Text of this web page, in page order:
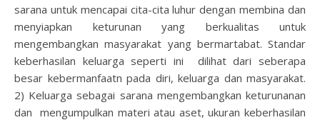
sarana untuk mencapai cita-cita luhur dengan membina dan
menyiapkan keturunan yang berkualitas untuk
mengembangkan masyarakat yang bermartabat. Standar
keberhasilan keluarga seperti ini dilihat dari seberapa
besar kebermanfaatn pada diri, keluarga dan masyarakat.
2) Keluarga sebagai sarana mengembangkan keturunanan
dan mengumpulkan materi atau aset, ukuran keberhasilan